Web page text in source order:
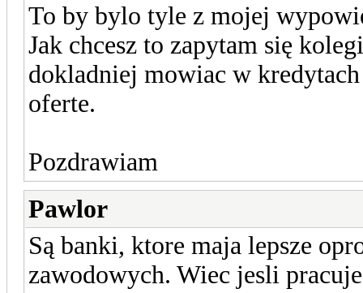
To by bylo tyle z mojej
Jak chcesz to zapytam się
dokladniej mowiac w
oferte.
Pozdrawiam
Pawlor
Są banki, ktore maja lepsze
zawodowych. Wiec jesli